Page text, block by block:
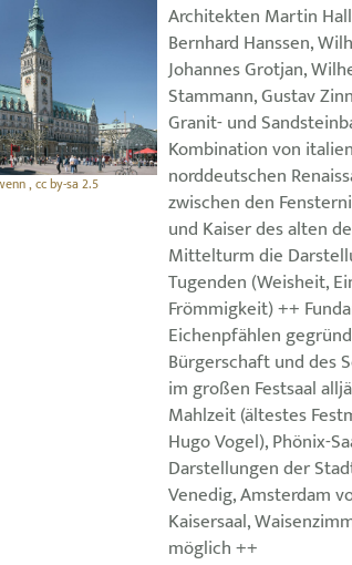
, cc by-sa 2.5
Architekten Martin
Bernhard Hanssen,
Johannes Grotjan,
Stammann, Gustav
Granit- und
Kombination von
norddeutschen
zwischen den
und Kaiser des alten
Mittelturm die
Tugenden (Weisheit,
Frömmigkeit) ++
Eichenpfählen
Bürgerschaft und des
im großen Festsaal
Mahlzeit (ältestes
Hugo Vogel), Phönix-
Darstellungen der
Venedig, Amsterdam
Kaisersaal,
möglich ++